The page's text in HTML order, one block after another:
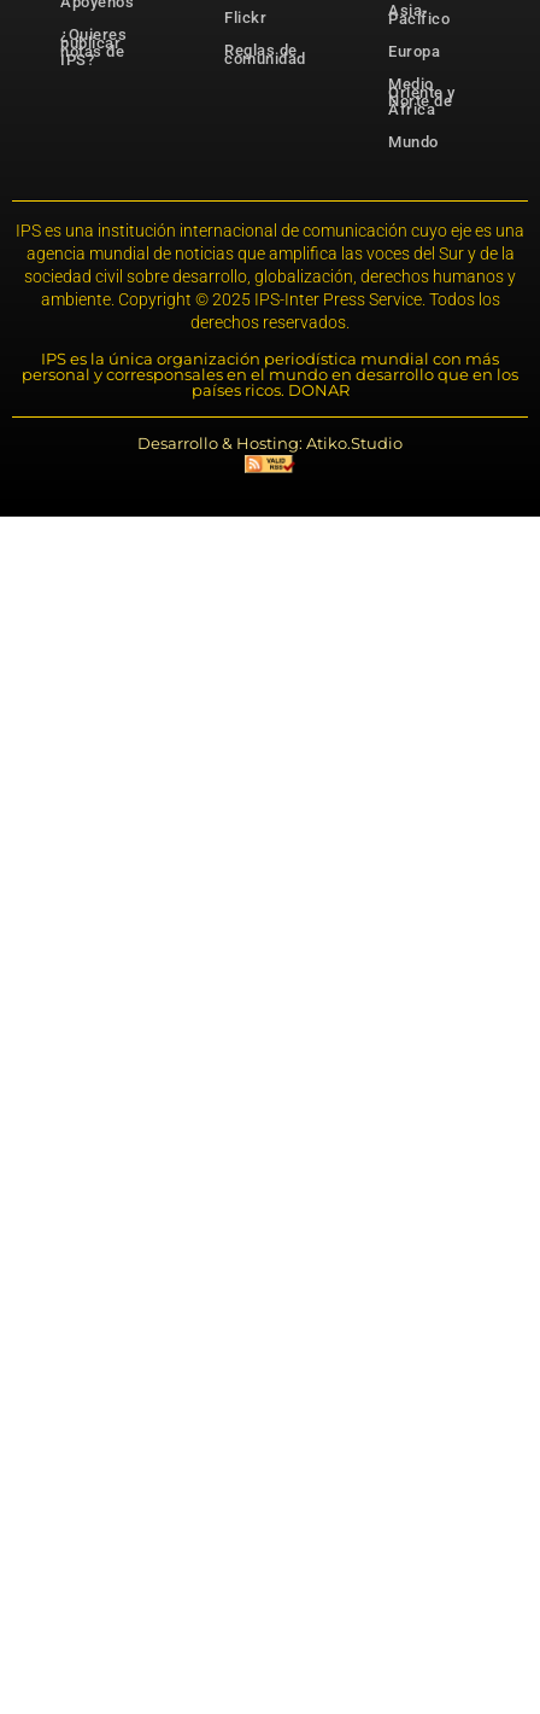
¿Quieres
publicar
notas de
IPS?
Flickr
Reglas de
comunidad
Asia-
Pacífico
Europa
Medio
Oriente y
Norte de
África
Mundo
IPS es una institución internacional de comunicación cuyo eje es una
agencia mundial de noticias que amplifica las voces del Sur y de la
sociedad civil sobre desarrollo, globalización, derechos humanos y
ambiente. Copyright © 2025 IPS-Inter Press Service. Todos los
derechos reservados.
IPS es la única organización periodística mundial con más
personal y corresponsales en el mundo en desarrollo que en los
países ricos. DONAR
Desarrollo & Hosting: Atiko.Studio